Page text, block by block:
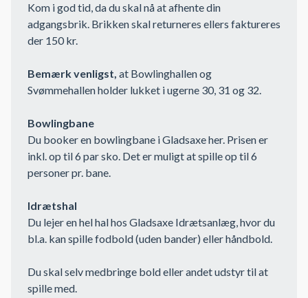
Kom i god tid, da du skal nå at afhente din
adgangsbrik. Brikken skal returneres ellers faktureres
der 150 kr.
Bemærk venligst, at Bowlinghallen og
Svømmehallen holder lukket i ugerne 30, 31 og 32.
Bowlingbane
Du booker en bowlingbane i Gladsaxe her. Prisen er
inkl. op til 6 par sko. Det er muligt at spille op til 6
personer pr. bane.
Idrætshal
Du lejer en hel hal hos Gladsaxe Idrætsanlæg, hvor du
bl.a. kan spille fodbold (uden bander) eller håndbold.
Du skal selv medbringe bold eller andet udstyr til at
spille med.